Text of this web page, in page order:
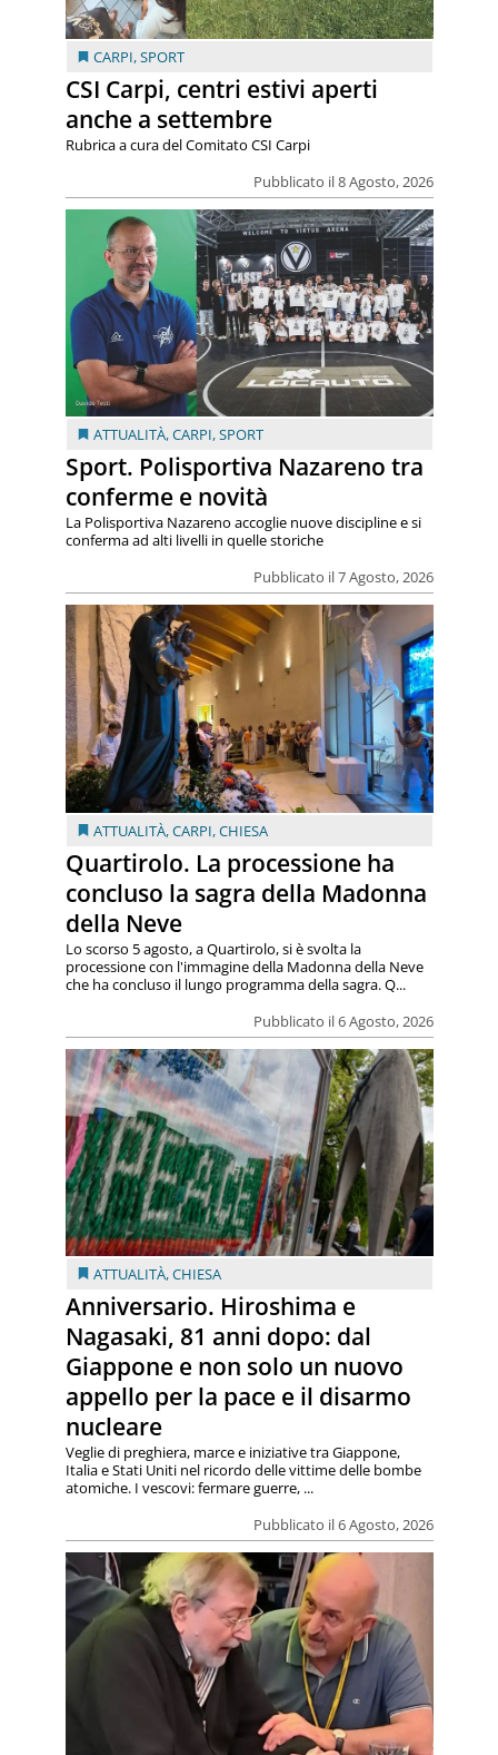
CARPI,SPORT
CSI Carpi, centri estivi aperti
anche a settembre
Pubblicato il 8 Agosto, 2026
Rubrica a cura del Comitato CSI Carpi
ATTUALITÀ,CARPI,SPORT
Sport. Polisportiva Nazareno tra
conferme e novità
Pubblicato il 7 Agosto, 2026
La Polisportiva Nazareno accoglie nuove discipline e si
conferma ad alti livelli in quelle storiche
ATTUALITÀ,CARPI,CHIESA
Quartirolo. La processione ha
concluso la sagra della Madonna
della Neve
Pubblicato il 6 Agosto, 2026
Lo scorso 5 agosto, a Quartirolo, si è svolta la
processione con l'immagine della Madonna della Neve
che ha concluso il lungo programma della sagra. Q...
ATTUALITÀ,CHIESA
Anniversario. Hiroshima e
Nagasaki, 81 anni dopo: dal
Giappone e non solo un nuovo
appello per la pace e il disarmo
nucleare
Pubblicato il 6 Agosto, 2026
Veglie di preghiera, marce e iniziative tra Giappone,
Italia e Stati Uniti nel ricordo delle vittime delle bombe
atomiche. I vescovi: fermare guerre, ...